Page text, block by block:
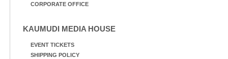
CORPORATE OFFICE
KAUMUDI MEDIA HOUSE
EVENT TICKETS
SHIPPING POLICY